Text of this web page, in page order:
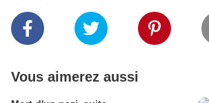
Vous aimerez aussi